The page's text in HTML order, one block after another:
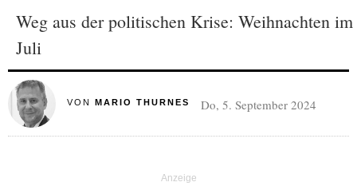
Weg aus der politischen Krise: Weihnachten im
Juli
VON MARIO THURNES Do, 5. September 2024